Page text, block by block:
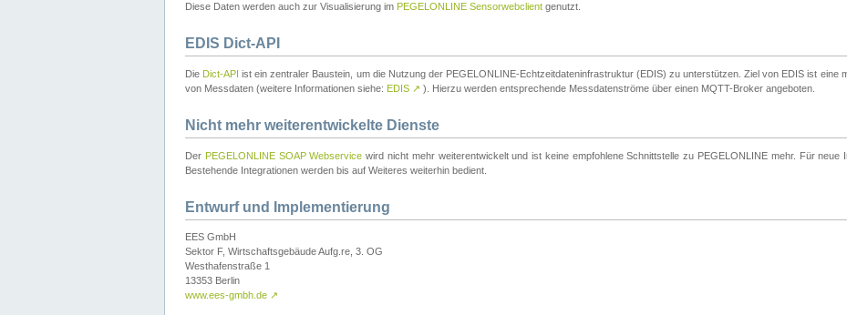
Diese Daten werden auch zur Visualisierung im PEGELONLINE Sensorwebclient genutzt.
EDIS Dict-API
Die Dict-API ist ein zentraler Baustein, um die Nutzung der PEGELONLINE-Echtzeitdateninfrastruktur (EDIS) zu unterstützen. Ziel von EDIS ist eine
von Messdaten (weitere Informationen siehe: EDIS ↗ ). Hierzu werden entsprechende Messdatenströme über einen MQTT-Broker angeboten.
Nicht mehr weiterentwickelte Dienste
Der PEGELONLINE SOAP Webservice wird nicht mehr weiterentwickelt und ist keine empfohlene Schnittstelle zu PEGELONLINE mehr. Für neue
Bestehende Integrationen werden bis auf Weiteres weiterhin bedient.
Entwurf und Implementierung
EES GmbH
Sektor F, Wirtschaftsgebäude Aufg.re, 3. OG
Westhafenstraße 1
13353 Berlin
www.ees-gmbh.de ↗